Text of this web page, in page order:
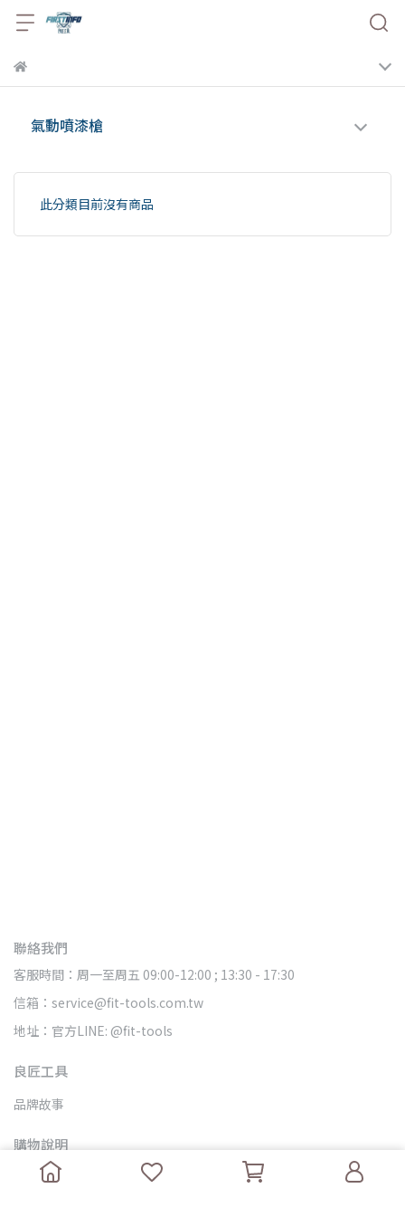
氣動噴漆槍
此分類目前沒有商品
聯絡我們
客服時間：周一至周五 09:00-12:00 ; 13:30 - 17:30
信箱：service@fit-tools.com.tw
地址：官方LINE: @fit-tools
良匠工具
品牌故事
購物說明
國內運送 我的帳戶 退換說明